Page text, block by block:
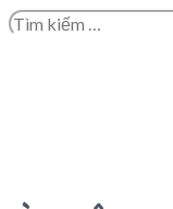
Tìm